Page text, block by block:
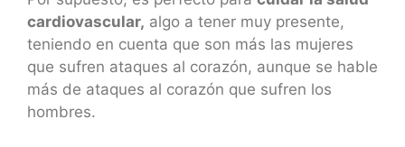
cardiovascular, algo a tener muy presente,
teniendo en cuenta que son más las mujeres
que sufren ataques al corazón, aunque se hable
más de ataques al corazón que sufren los
hombres.